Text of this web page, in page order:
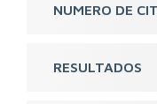
NUMERO DE
RESULTADOS